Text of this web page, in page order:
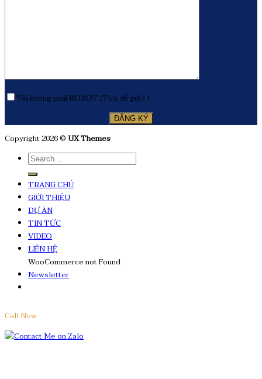
Tôi không phải ROBOT (Tick để gửi ) !
Copyright 2026 © UX Themes
TRANG CHỦ
GIỚI THIỆU
DỰ ÁN
TIN TỨC
VIDEO
LIÊN HỆ
WooCommerce not Found
Newsletter
Call Now